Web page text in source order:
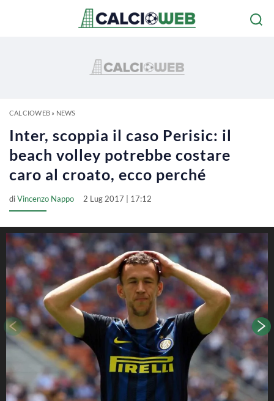
CALCIOWEB» NEWS
Inter, scoppia il caso Perisic: il
beach volley potrebbe costare
caro al croato, ecco perché
diVincenzo Nappo 2 Lug 2017 | 17:12